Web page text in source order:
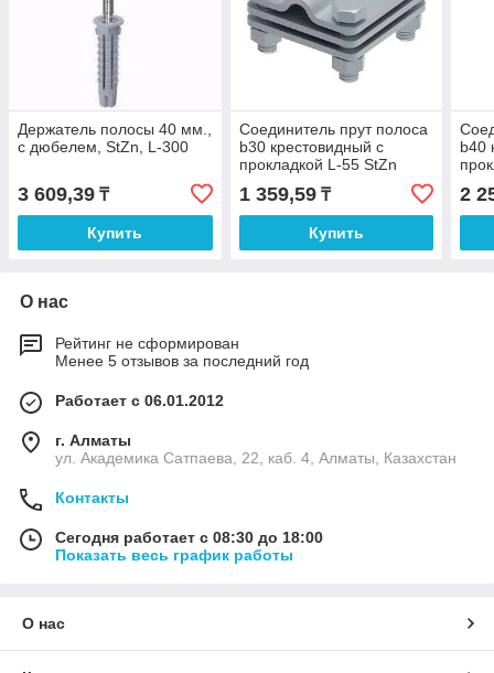
Держатель полосы 40 мм.,
с дюбелем, StZn, L-300
3 609,39 ₸
Купить
Соединитель прут полоса
b30 крестовидный с
прокладкой L-55 StZn
1 359,59₸
Купить
b40
2
О нас
Рейтинг не сформирован
Менее 5 отзывов за последний год
Работает с 06.01.2012
г. Алматы
ул. Академика Сатпаева, 22, каб. 4, Алматы, Казахстан
Контакты
Сегодня работает с 08:30 до 18:00
Показать весь график работы
О нас